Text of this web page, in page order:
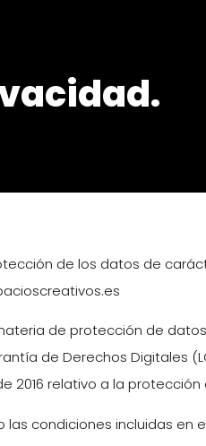
de los datos de
de protección de
de Derechos Digitales
2016 relativo a la protección
condiciones incluidas en